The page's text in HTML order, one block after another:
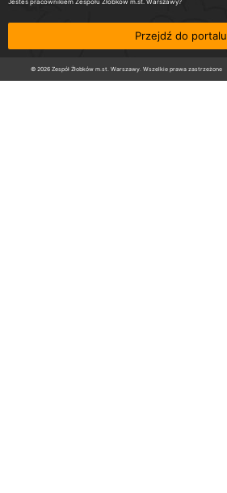
Przejdź do portalu
© 2026 Zespół Żłobków m.st. Warszawy. Wszelkie prawa zastrzeżone